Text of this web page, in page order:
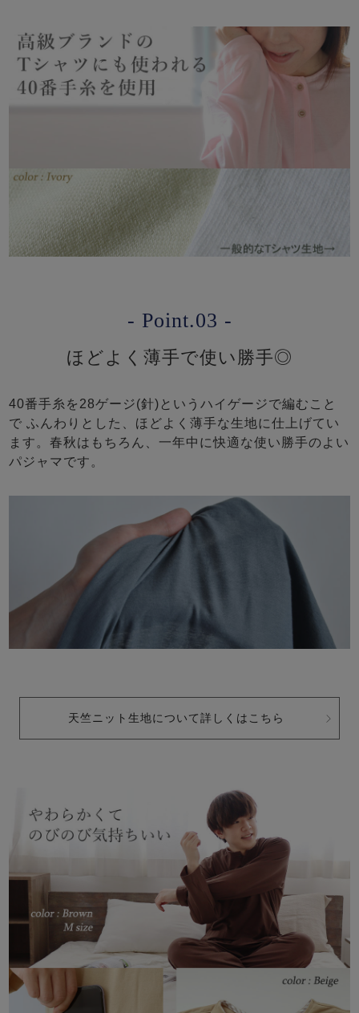
- Point.03 -
ほどよく薄手で使い勝手◎
40番手糸を28ゲージ(針)というハイゲージで編むこと
で ふんわりとした、ほどよく薄手な生地に仕上げてい
ます。春秋はもちろん、一年中に快適な使い勝手のよい
パジャマです。
天竺ニット生地について詳しくはこちら